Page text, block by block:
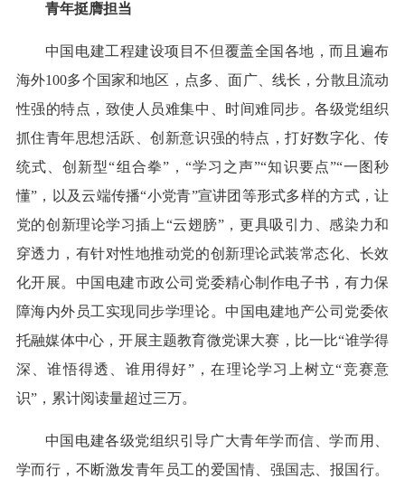
青年挺膺担当
中国电建工程建设项目不但覆盖全国各地，而且遍布
海外100多个国家和地区，点多、面广、线长，分散且流动
性强的特点，致使人员难集中、时间难同步。各级党组织
抓住青年思想活跃、创新意识强的特点，打好数字化、传
统式、创新型“组合拳”，“学习之声”“知识要点”“一图秒
懂”，以及云端传播“小党青”宣讲团等形式多样的方式，让
党的创新理论学习插上“云翅膀”，更具吸引力、感染力和
穿透力，有针对性地推动党的创新理论武装常态化、长效
化开展。中国电建市政公司党委精心制作电子书，有力保
障海内外员工实现同步学理论。中国电建地产公司党委依
托融媒体中心，开展主题教育微党课大赛，比一比“谁学得
深、谁悟得透、谁用得好”，在理论学习上树立“竞赛意
识”，累计阅读量超过三万。
中国电建各级党组织引导广大青年学而信、学而用、
学而行，不断激发青年员工的爱国情、强国志、报国行。